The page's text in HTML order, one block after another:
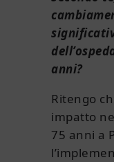
anni?
Ritengo
impatto
75 anni a